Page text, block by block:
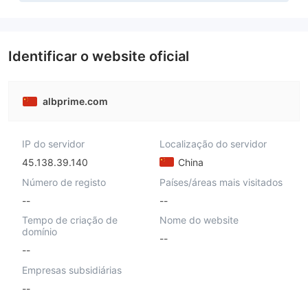
Identificar o website oficial
albprime.com
IP do servidor
45.138.39.140
Localização do servidor
China
Número de registo
--
Países/áreas mais visitados
--
Tempo de criação de
domínio
--
Nome do website
--
Empresas subsidiárias
--